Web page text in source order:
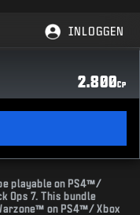
INLOGGEN
2.800CP
playable on PS4™/
Ops 7. This bundle
on PS4™/ Xbox